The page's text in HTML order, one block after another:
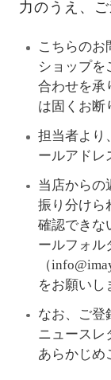
力のうえ、
こちらのお
ショップを
合わせを承
は固くお断
担当者より
ールアドレ
当店からの
振り分けら
確認できな
ールフォル
（
をお願いし
なお、ご登
ニュースレ
あらかじめ